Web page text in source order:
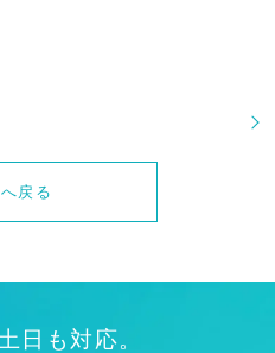
戻る
日も対応。